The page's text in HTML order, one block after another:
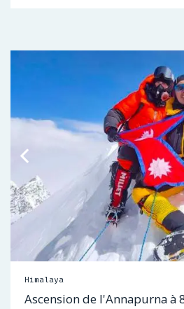
Himalaya
Ascension de l'Annapurna à